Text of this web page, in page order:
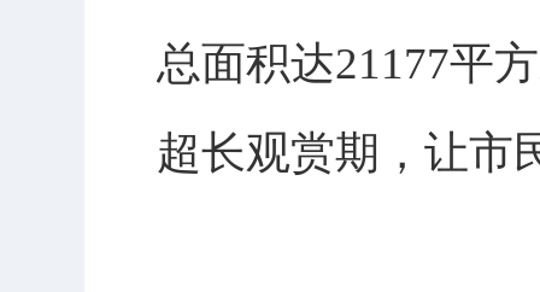
总面积达21177平
超长观赏期，让市